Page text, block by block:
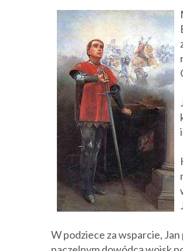
W podziece za wsparcie,